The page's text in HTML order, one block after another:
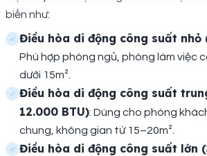
biến như:
Điều hòa di động công suất nhỏ
Phù hợp phòng ngủ, phòng làm việc
dưới 15m².
Điều hòa di động công suất
12.000 BTU): Dùng cho phòng
chung, không gian từ 15–20m².
Điều hòa di động công suất lớn